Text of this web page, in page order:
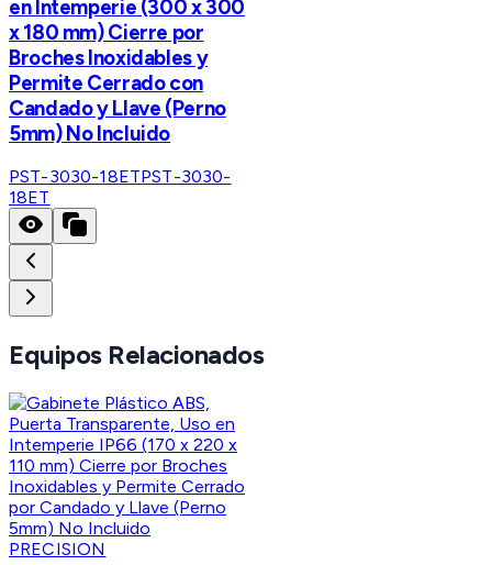
en Intemperie (300 x 300
x 180 mm) Cierre por
Broches Inoxidables y
Permite Cerrado con
Candado y Llave (Perno
5mm) No Incluido
PST-3030-18ETPST-3030-
18ET
Equipos Relacionados
PRECISION